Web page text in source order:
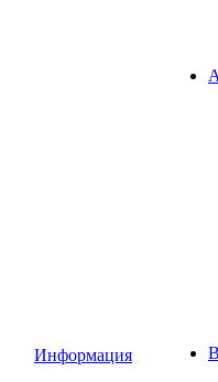
Информация